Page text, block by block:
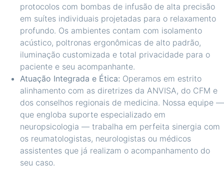
protocolos com bombas de infusão de alta precisão
em suítes individuais projetadas para o relaxamento
profundo. Os ambientes contam com isolamento
acústico, poltronas ergonômicas de alto padrão,
iluminação customizada e total privacidade para o
paciente e seu acompanhante.
Atuação Integrada e Ética: Operamos em estrito
alinhamento com as diretrizes da ANVISA, do CFM e
dos conselhos regionais de medicina. Nossa equipe —
que engloba suporte especializado em
neuropsicologia — trabalha em perfeita sinergia com
os reumatologistas, neurologistas ou médicos
assistentes que já realizam o acompanhamento do
seu caso.